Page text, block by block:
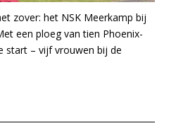
zover: het NSK Meerkamp bij
een ploeg van tien Phoenix-
start – vijf vrouwen bij de